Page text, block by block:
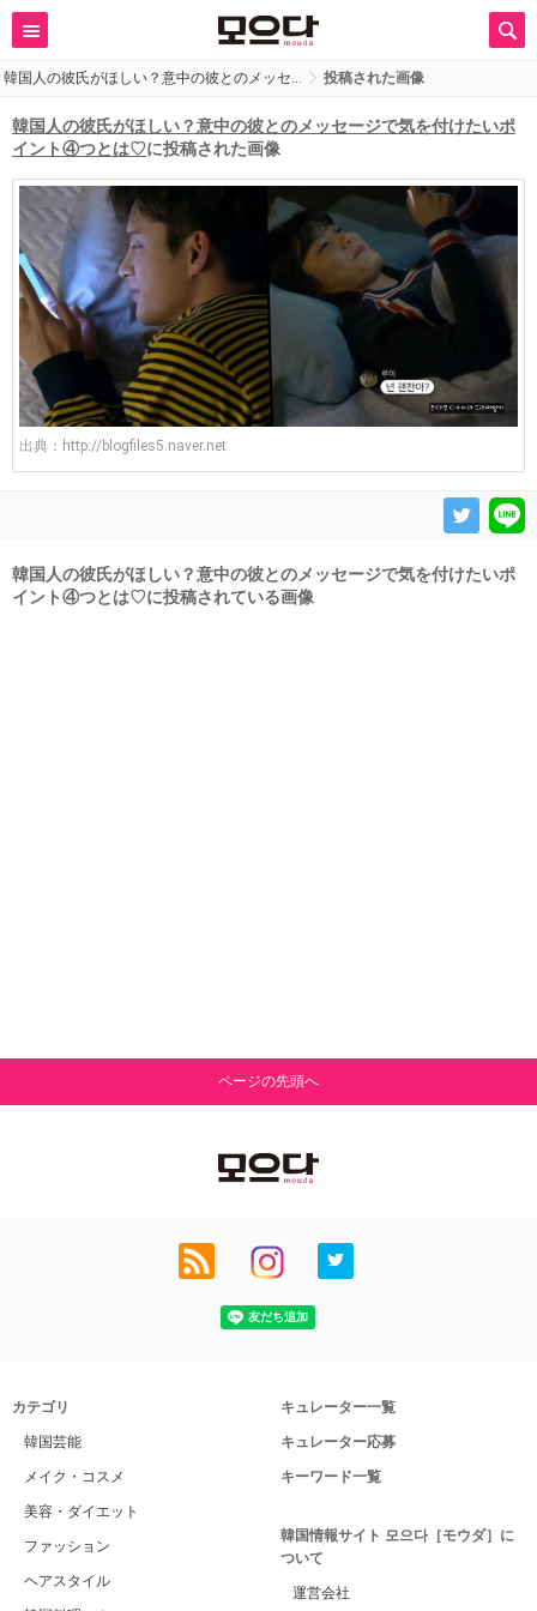
韓国人の彼氏がほしい？意中の彼とのメッセ… 投稿された画像
韓国人の彼氏がほしい？意中の彼とのメッセージで気を付けたいポ
イント④つとは♡に投稿された画像
出典： http://blogfiles5.naver.net
韓国人の彼氏がほしい？意中の彼とのメッセージで気を付けたいポ
イント④つとは♡に投稿されている画像
ページの先頭へ
カテゴリ
韓国芸能
メイク・コスメ
美容・ダイエット
ファッション
ヘアスタイル
キュレーター一覧
キュレーター応募
キーワード一覧
韓国情報サイト 모으다［モウダ］に
ついて
運営会社